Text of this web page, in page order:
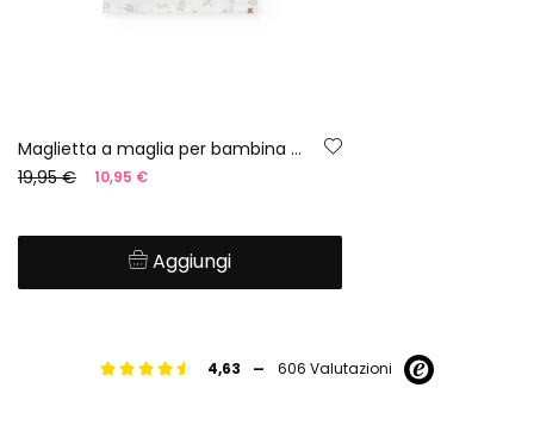
Maglietta a maglia per bambina di colore bianco con stampa da surfista
19,95 €
10,95 €
Aggiungi
4,63 - 606 Valutazioni